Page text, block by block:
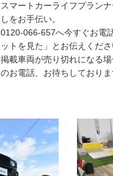
スマートカーライフプラン
しをお手伝い。
0120-066-657へ今すぐお電
ットを見た」とお伝えくださ
掲載車両が売り切れになる
のお電話、お待ちしておりま